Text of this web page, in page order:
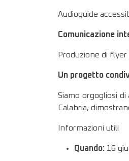
Audioguide
Comunicazione
Produzione di
Un progetto
Siamo orgogliosi
Calabria,
Informazioni utili
Quando: 16